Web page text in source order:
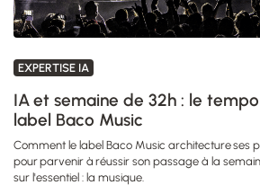
EXPERTISE IA
IA et semaine de 32h : le
label Baco Music
Comment le label Baco Music architecture ses
pour parvenir à réussir son passage à la
sur l'essentiel : la musique.